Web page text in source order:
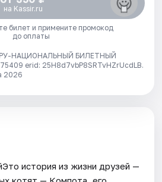
на Kassir.ru
билет и примените промокод
до оплаты
НАЦИОНАЛЬНЫЙ БИЛЕТНЫЙ
erid: 25H8d7vbP8SRTvHZrUcdLB.
2026
история из жизни друзей —